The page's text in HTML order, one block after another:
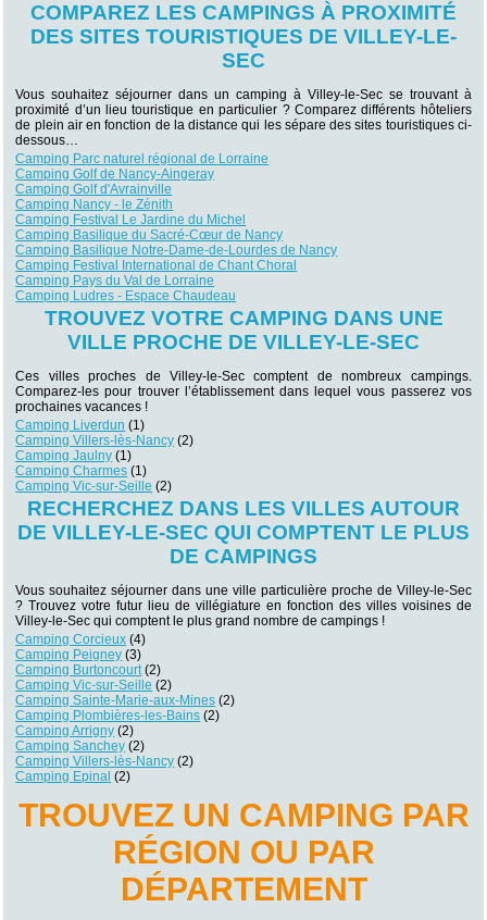
COMPAREZ LES CAMPINGS À PROXIMITÉ
DES SITES TOURISTIQUES DE VILLEY-LE-
SEC
Vous souhaitez séjourner dans un camping à Villey-le-Sec se trouvant à
proximité d’un lieu touristique en particulier ? Comparez différents hôteliers
de plein air en fonction de la distance qui les sépare des sites touristiques ci-
dessous…
Camping Parc naturel régional de Lorraine
Camping Golf de Nancy-Aingeray
Camping Golf d'Avrainville
Camping Nancy - le Zénith
Camping Festival Le Jardine du Michel
Camping Basilique du Sacré-Cœur de Nancy
Camping Basilique Notre-Dame-de-Lourdes de Nancy
Camping Festival International de Chant Choral
Camping Pays du Val de Lorraine
Camping Ludres - Espace Chaudeau
TROUVEZ VOTRE CAMPING DANS UNE
VILLE PROCHE DE VILLEY-LE-SEC
Ces villes proches de Villey-le-Sec comptent de nombreux campings.
Comparez-les pour trouver l’établissement dans lequel vous passerez vos
prochaines vacances !
Camping Liverdun (1)
Camping Villers-lès-Nancy (2)
Camping Jaulny (1)
Camping Charmes (1)
Camping Vic-sur-Seille (2)
RECHERCHEZ DANS LES VILLES AUTOUR
DE VILLEY-LE-SEC QUI COMPTENT LE PLUS
DE CAMPINGS
Vous souhaitez séjourner dans une ville particulière proche de Villey-le-Sec
? Trouvez votre futur lieu de villégiature en fonction des villes voisines de
Villey-le-Sec qui comptent le plus grand nombre de campings !
Camping Corcieux (4)
Camping Peigney (3)
Camping Burtoncourt(2)
Camping Vic-sur-Seille (2)
Camping Sainte-Marie-aux-Mines (2)
Camping Plombières-les-Bains (2)
Camping Arrigny (2)
Camping Sanchey (2)
Camping Villers-lès-Nancy (2)
Camping Epinal (2)
TROUVEZ UN CAMPING PAR
RÉGION OU PAR
DÉPARTEMENT